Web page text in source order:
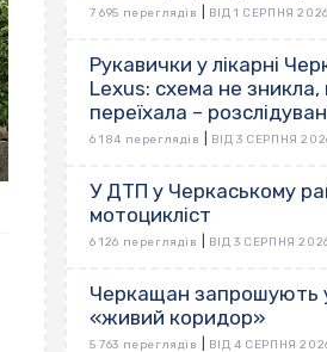
7 695 переглядів ВІД 1 СЕРПНЯ 2026
Рукавички у лікарні
Lexus: схема не
переїхала –
6 184 переглядів ВІД 3 СЕРПНЯ
У ДТП у Черкаському
мотоцикліст
6 126 переглядів ВІД 3 СЕРПНЯ
Черкащан запрошують
«живий коридор»
5 763 переглядів ВІД 4 СЕРПНЯ